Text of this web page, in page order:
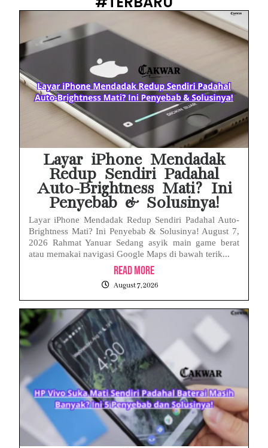
Prabowo Sebut ‘Londo Ireng’, Ray Rangkuti Desak DPR Bersikap, Ini Ulasan Politiknya
MAKI Soroti Penahanan Eks Jampidsus Febrie Adriansyah Tanpa Rompi Pink
Babak Baru Kasus Febrie Adriansyah, Rencana Praperadilan Penyitaan Emas dan Uang Tunai Jadi Sorotan
Baterai Apple Watch Cepat Boros? Ini Penyebab dan Cara Mengatasinya
HP Huawei Cepat Panas? Ini Penyebab Utama dan Cara Mengatasinya
Layar iPhone Mendadak
Redup Sendiri Padahal
Auto-Brightness Mati? Ini
Penyebab & Solusinya!
Layar iPhone Mendadak Redup Sendiri Padahal Auto-
Brightness Mati? Ini Penyebab & Solusinya! August 7,
2026 Rahmat Yanuar Sedang asyik main game berat
atau memakai navigasi Google Maps di bawah terik...
Read More
August 7, 2026